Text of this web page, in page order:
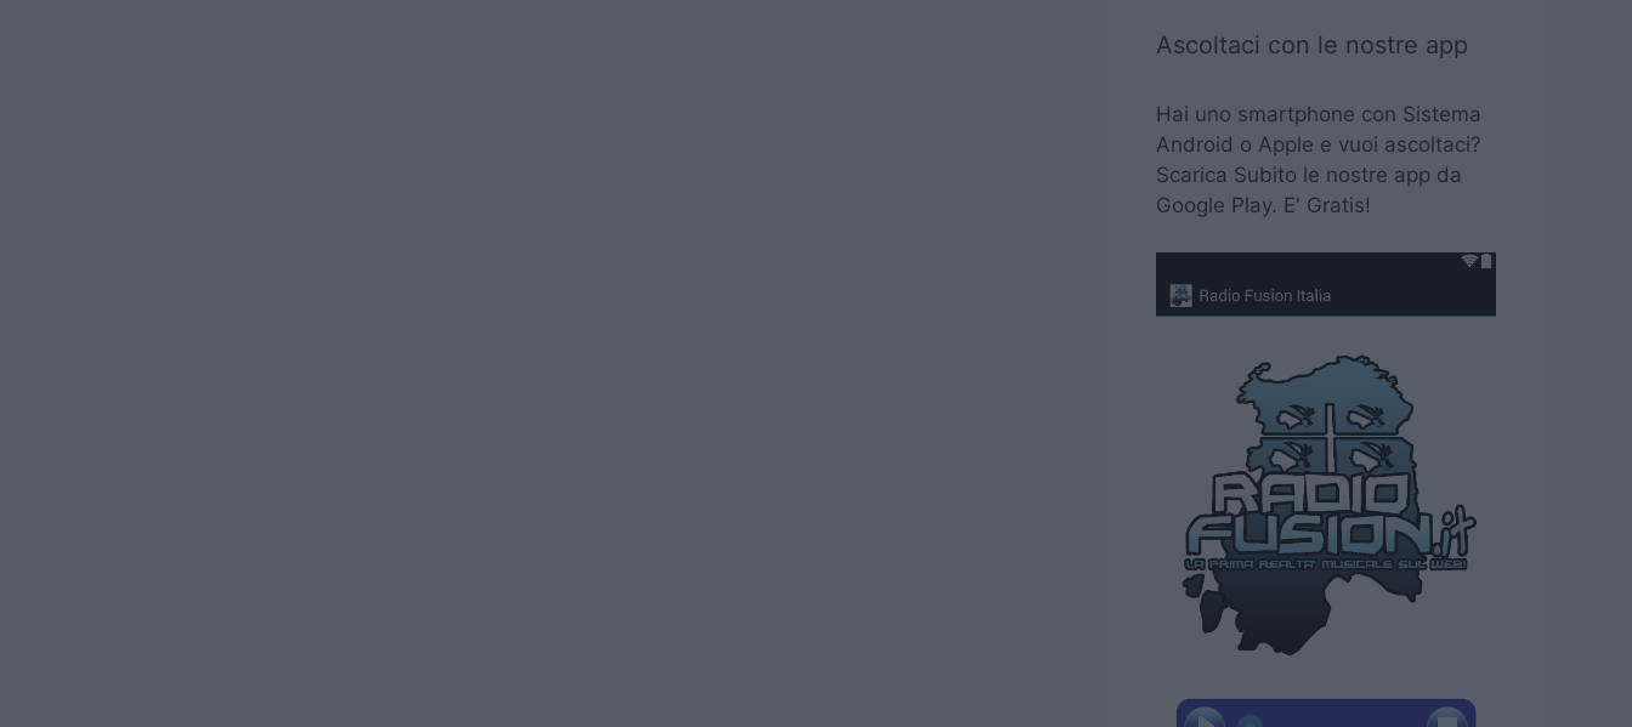
Ascoltaci con le nostre app
Hai uno smartphone con Sistema
Android o Apple e vuoi ascoltaci?
Scarica Subito le nostre app da
Google Play. E' Gratis!